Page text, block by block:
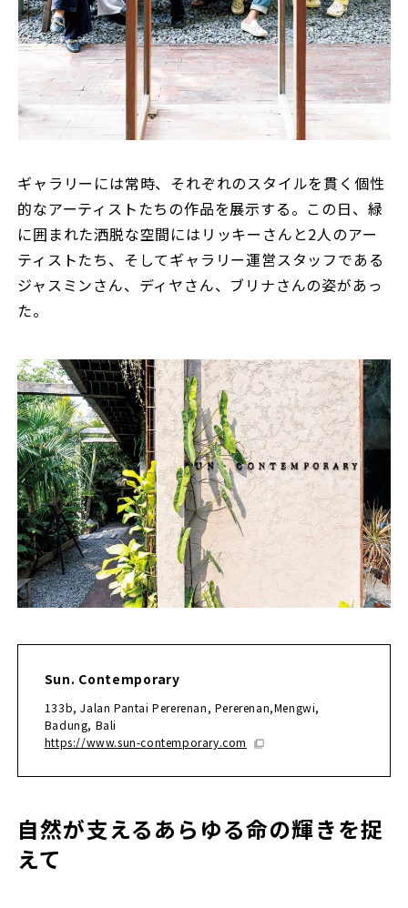
ギャラリーには常時、それぞれのスタイルを貫く個性
的なアーティストたちの作品を展示する。この日、緑
に囲まれた洒脱な空間にはリッキーさんと2人のアー
ティストたち、そしてギャラリー運営スタッフである
ジャスミンさん、ディヤさん、ブリナさんの姿があっ
た。
Sun. Contemporary
133b, Jalan Pantai Pererenan, Pererenan,Mengwi,
Badung, Bali
https://www.sun-contemporary.com
自然が支えるあらゆる命の輝きを捉
えて